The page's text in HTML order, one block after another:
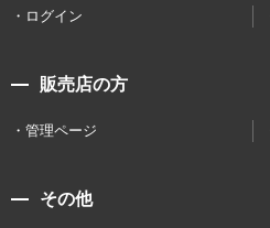
ログイン
販売店の方
管理ページ
その他